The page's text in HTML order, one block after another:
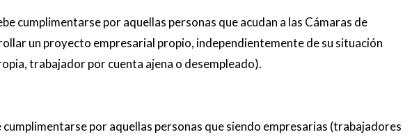
cumplimentarse por aquellas personas que acudan a las Cámaras de
un proyecto empresarial propio, independientemente de su situación
trabajador por cuenta ajena o desempleado).
cumplimentarse por aquellas personas que siendo empresarias (trabajadores